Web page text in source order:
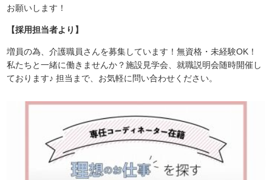
お願いします！
【採用担当者より】
増員の為、介護職員さんを募集しています！無資格・未経験OK！
私たちと一緒に働きませんか？施設見学会、就職説明会随時開催し
ております♪ 担当まで、お気軽に問い合わせください。